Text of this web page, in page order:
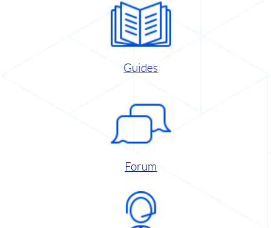
Guides
Forum